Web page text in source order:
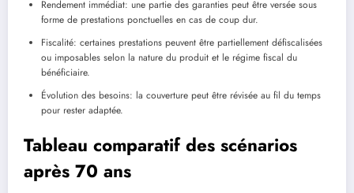
Rendement immédiat: une partie des garanties peut être versée sous
forme de prestations ponctuelles en cas de coup dur.
Fiscalité: certaines prestations peuvent être partiellement défiscalisées
ou imposables selon la nature du produit et le régime fiscal du
bénéficiaire.
Évolution des besoins: la couverture peut être révisée au fil du temps
pour rester adaptée.
Tableau comparatif des scénarios
après 70 ans